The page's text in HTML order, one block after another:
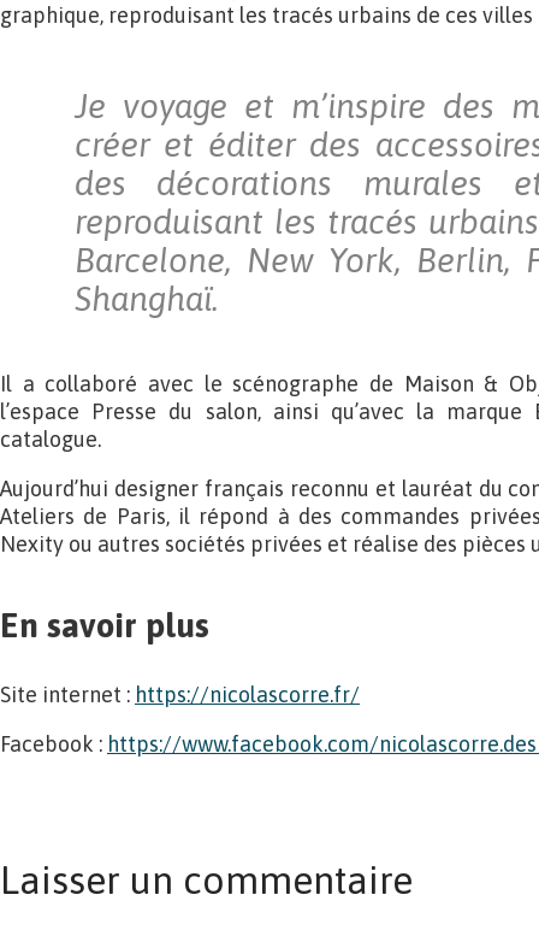
graphique, reproduisant les tracés urbains de ces villes
Je voyage et m’inspire des
créer et éditer des
des décorations murales
reproduisant les tracés
Barcelone, New York, Berlin,
Shanghaï.
Il a collaboré avec le scénographe de Maison &
l’espace Presse du salon, ainsi qu’avec la
catalogue.
Aujourd’hui designer français reconnu et lauréat du
Ateliers de Paris, il répond à des commandes
Nexity ou autres sociétés privées et réalise des pièces
En savoir plus
Site internet : https://nicolascorre.fr/
Facebook : https://www.facebook.com/
Laisser un commentaire